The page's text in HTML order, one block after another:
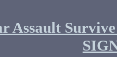
Assault